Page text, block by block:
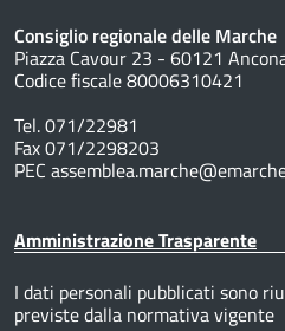
Consiglio regionale delle Marche
Piazza Cavour 23 - 60121
Codice fiscale 80006310421
Tel. 071/22981
Fax 071/2298203
PEC
Amministrazione Trasparente
I dati personali pubblicati sono
previste dalla normativa vigente